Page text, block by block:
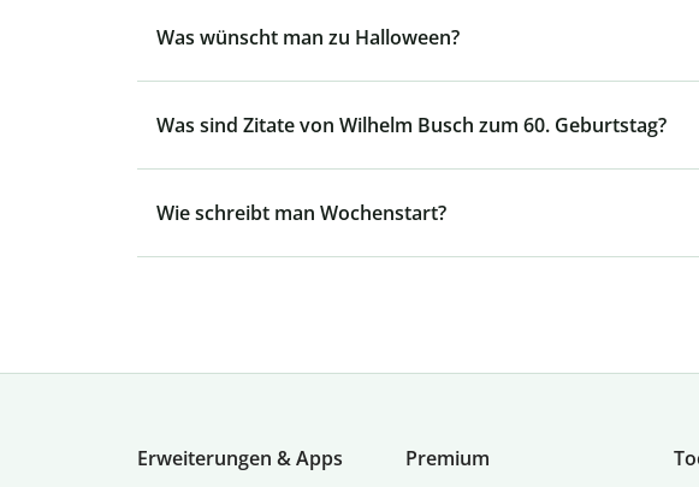
Was wünscht man zu Halloween?
Was sind Zitate von Wilhelm Busch zum 60. Geburtstag?
Wie schreibt man Wochenstart?
Erweiterungen & Apps
Premium